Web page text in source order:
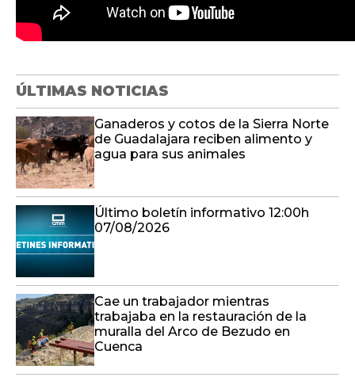
ÚLTIMAS NOTICIAS
Ganaderos y cotos de la Sierra Norte
de Guadalajara reciben alimento y
agua para sus animales
Último boletín informativo 12:00h
07/08/2026
Cae un trabajador mientras
trabajaba en la restauración de la
muralla del Arco de Bezudo en
Cuenca